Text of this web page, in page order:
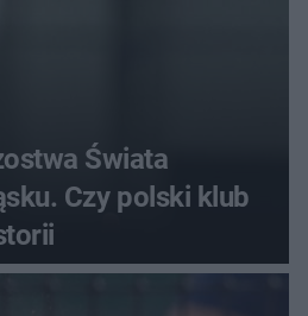
Świata
Czy polski klub